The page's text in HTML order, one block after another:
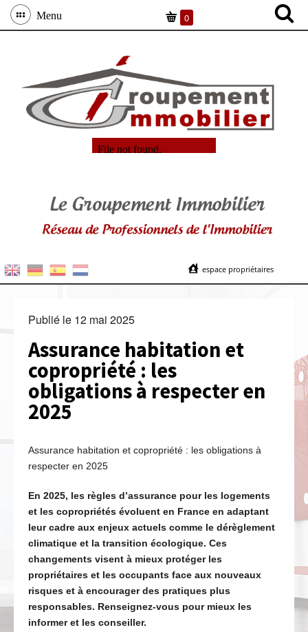
Menu 0
espace propriétaires
Publié le 12 mai 2025
Assurance habitation et
copropriété : les
obligations à respecter en
2025
Assurance habitation et copropriété : les obligations à
respecter en 2025
En 2025, les règles d’assurance pour les logements
et les copropriétés évoluent en France en adaptant
leur cadre aux enjeux actuels comme le dérèglement
climatique et la transition écologique. Ces
changements visent à mieux protéger les
propriétaires et les occupants face aux nouveaux
risques et à encourager des pratiques plus
responsables. Renseignez-vous pour mieux les
informer et les conseiller.